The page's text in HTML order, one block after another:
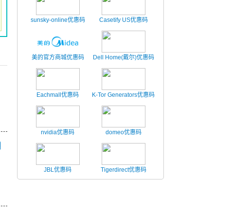
sunsky-online优惠码 Casetify US优惠码
美的官方商城优惠码 Dell Home(戴尔)优惠码
Eachmall优惠码 K-Tor Generators优惠码
nvidia优惠码 domeo优惠码
JBL优惠码 Tigerdirect优惠码